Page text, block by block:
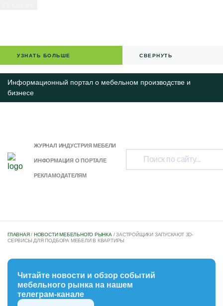
УЗНАТЬ БОЛЬШЕ СВЕРНУТЬ
Информационный портал о мебельном производстве и
бизнесе
ЖУРНАЛ ИНДУСТРИЯ МЕБЕЛИ
ИНФОРМАЦИЯ О ПОРТАЛЕ
РЕКЛАМОДАТЕЛЯМ
ГЛАВНАЯ/ НОВОСТИ МЕБЕЛЬНОГО РЫНКА /ЗАСТРОЙЩИКИ ЗАПУСКАЮТ 3D-
СЕРВИСЫ ДЛЯ ПОДБОРА МЕБЕЛИ В КВАРТИРЫ
Читайте новости и обзор событий
мебельного рынка на нашем
телеграм-канале